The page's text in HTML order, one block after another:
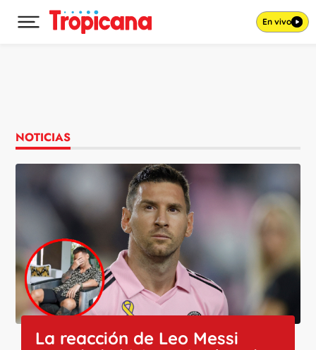
Desplegar menú principal En vivo
NOTICIAS
La reacción de Leo Messi